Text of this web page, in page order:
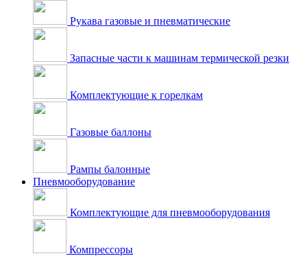
Рукава газовые и пневматические
Запасные части к машинам термической резки
Комплектующие к горелкам
Газовые баллоны
Рампы балонные
Пневмооборудование
Комплектующие для пневмооборудования
Компрессоры